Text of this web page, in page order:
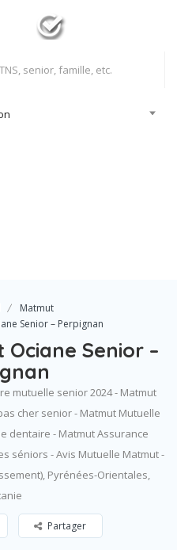
Matmut
Senior – Perpignan
Senior –
mutuelle senior 2024 - Matmut
cher senior - Matmut Mutuelle
dentaire - Matmut Assurance
séniors - Avis Mutuelle Matmut -
Pyrénées-Orientales,
Partager